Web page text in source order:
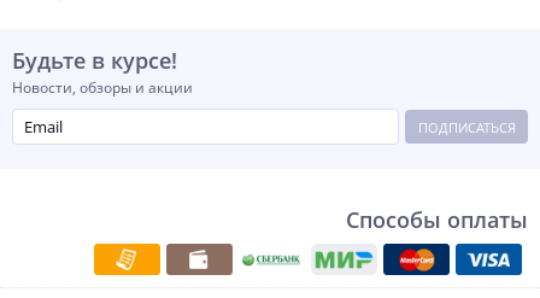
Будьте в курсе!
Новости, обзоры и акции
ПОДПИСАТЬСЯ
Способы оплаты